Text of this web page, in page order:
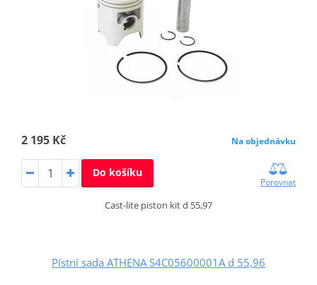
2 195 Kč Na objednávku
Do košíku
Porovnat
Cast-lite piston kit d 55,97
Pístní sada ATHENA S4C05600001A d 55,96